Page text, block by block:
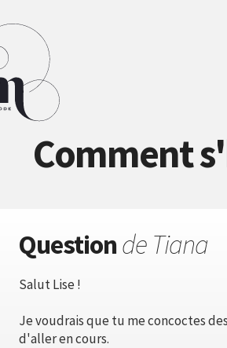
Comment
Questionde Tiana
Salut Lise !
Je voudrais que tu me concoctes
d'aller en cours.